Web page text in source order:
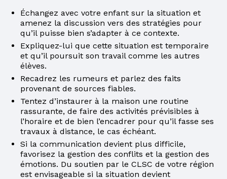
Échangez avec votre enfant sur la situation et
amenez la discussion vers des stratégies pour
qu’il puisse bien s’adapter à ce contexte.
Expliquez-lui que cette situation est temporaire
et qu’il poursuit son travail comme les autres
élèves.
Recadrez les rumeurs et parlez des faits
provenant de sources fiables.
Tentez d’instaurer à la maison une routine
rassurante, de faire des activités prévisibles à
l’horaire et de bien l’encadrer pour qu’il fasse ses
travaux à distance, le cas échéant.
Si la communication devient plus difficile,
favorisez la gestion des conflits et la gestion des
émotions. Du soutien par le CLSC de votre région
est envisageable si la situation devient